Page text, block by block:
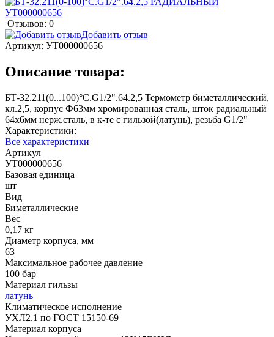
Отзывов: 0
Добавить отзыв
Артикул: УТ000000656
Описание товара:
БТ-32.211(0...100)°С.G1/2".64.2,5 Термометр биметаллический,
кл.2,5, корпус Ф63мм хромированная сталь, шток радиальный
64х6мм нерж.сталь, в к-те с гильзой(латунь), резьба G1/2"
Характеристики:
Все характеристики
Артикул
УТ000000656
Базовая единица
шт
Вид
Биметаллические
Вес
0,17 кг
Диаметр корпуса, мм
63
Максимальное рабочее давление
100 бар
Материал гильзы
латунь
Климатическое исполнение
УХЛ2.1 по ГОСТ 15150-69
Материал корпуса